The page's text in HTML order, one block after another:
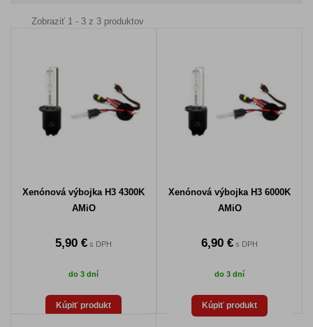
Zobraziť 1 - 3 z 3 produktov
Xenónová výbojka H3 4300K
AMiO
5,90 € s DPH
do 3 dní
Kúpiť produkt
Xenónová výbojka H3 6000K
AMiO
6,90 € s DPH
do 3 dní
Kúpiť produkt